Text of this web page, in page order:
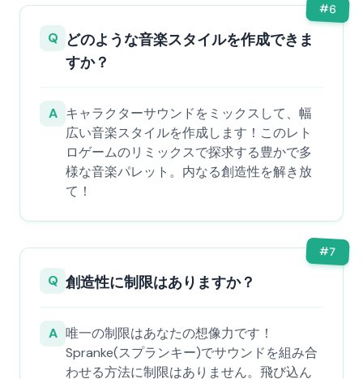
#6
Q どのような音楽スタイルを作成できま
すか？
A キャラクターサウンドをミックスして、幅
広い音楽スタイルを作成します！このレト
ロゲームのリミックスで探求する豊かで多
様な音楽パレット。内なる創造性を解き放
て！
#7
Q 創造性に制限はありますか？
A 唯一の制限はあなたの想像力です！
Spranke(スプランキー)でサウンドを組み合
わせる方法に制限はありません。飛び込ん